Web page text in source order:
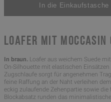
LOAFER MIT MOCCASIN
In braun. Loafer aus weichem Suede
On-Silhouette mit elastischen
Zugschlaufe sorgt für angenehmen
feine Raffung an der Naht verleihen
eckig zulaufende Zehenpartie sowie
Blockabsatz runden das